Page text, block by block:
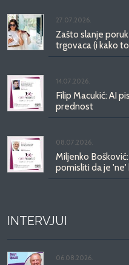
27.07.2026.
Zašto slanje
trgovaca (i kako
14.07.2026.
Filip Macukić: AI
prednost
08.07.2026.
Miljenko
pomisliti da je
INTERVJUI
06.08.2026.